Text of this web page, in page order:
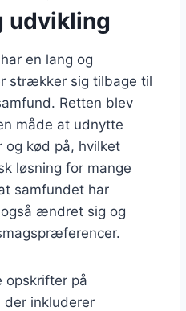
udvikling
en lang og
strækker sig tilbage til
Retten blev
måde at udnytte
og kød på, hvilket
løsning for mange
samfundet har
ændret sig og
opskrifter på
inkluderer